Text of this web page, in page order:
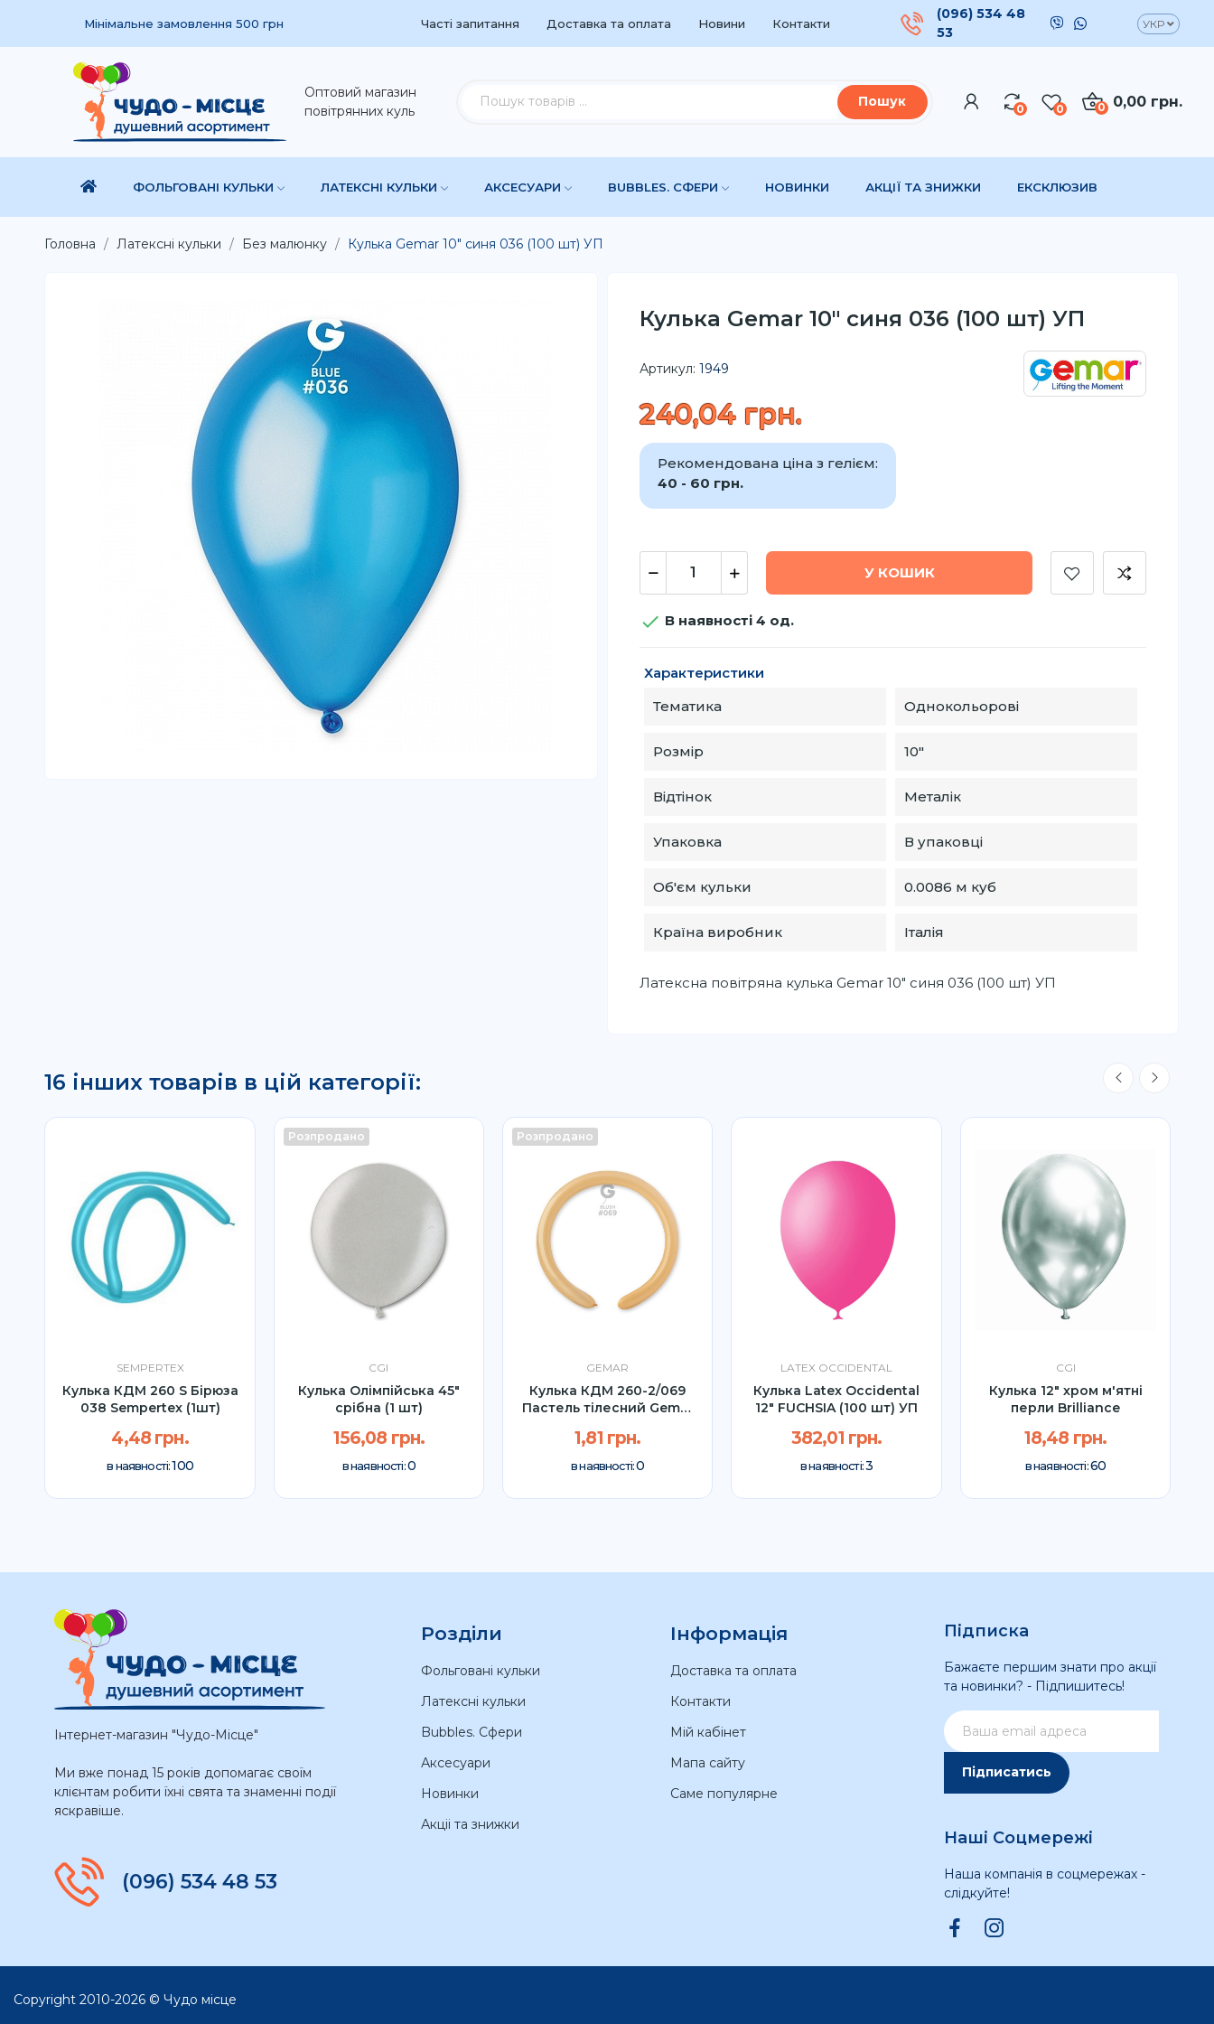
Мінімальне замовлення 500 грн Часті запитання Доставка та оплата Новини Контакти
(096) 534 48
53
УКР
Оптовий магазин
повітрянних куль
Пошук 0 0 0,00 грн.
0
ФОЛЬГОВАНІ КУЛЬКИ ЛАТЕКСНІ КУЛЬКИ АКСЕСУАРИ BUBBLES. СФЕРИ НОВИНКИ АКЦІЇ ТА ЗНИЖКИ ЕКСКЛЮЗИВ
Головна Латексні кульки Без малюнку Кулька Gemar 10" синя 036 (100 шт) УП
Кулька Gemar 10" синя 036 (100 шт) УП
Артикул: 1949
240,04 грн.
Рекомендована ціна з гелієм:
40 - 60 грн.
У КОШИК
 В наявності 4 од.
Характеристики
Тематика
Однокольорові
Розмір 10″
Відтінок Металік
Упаковка В упаковці
Об'єм кульки 0.0086 м куб
Країна виробник Італія
Латексна повітряна кулька Gemar 10" синя 036 (100 шт) УП
16 інших товарів в цій категорії:
SEMPERTEX
Кулька КДМ 260 S Бірюза
038 Sempertex (1шт)
4,48 грн.
в наявності:100
Розпродано
CGI
Кулька Олімпійська 45"
срібна (1 шт)
156,08 грн.
в наявності:0
Розпродано
GEMAR
Кулька КДМ 260-2/069
Пастель тілесний Gemar
1,81 грн.
в наявності:0
LATEX OCCIDENTAL
Кулька Latex Occidental
12" FUCHSIA (100 шт) УП
382,01 грн.
в наявності:3
CGI
Кулька 12" хром м'ятні
перли Brilliance
18,48 грн.
в наявності:60
Інтернет-магазин "Чудо-Місце"
Ми вже понад 15 років допомагає своїм
клієнтам робити їхні свята та знаменні події
яскравіше.
(096) 534 48 53
Розділи
Фольговані кульки
Латексні кульки
Bubbles. Сфери
Аксесуари
Новинки
Акціі та знижки
Інформація
Доставка та оплата
Контакти
Мій кабінет
Мапа сайту
Саме популярне
Підписка
Бажаєте першим знати про акції
та новинки? - Підпишитесь!
Підписатись
Наші Соцмережі
Наша компанія в соцмережах -
слідкуйте!
Copyright 2010-2026 © Чудо місце